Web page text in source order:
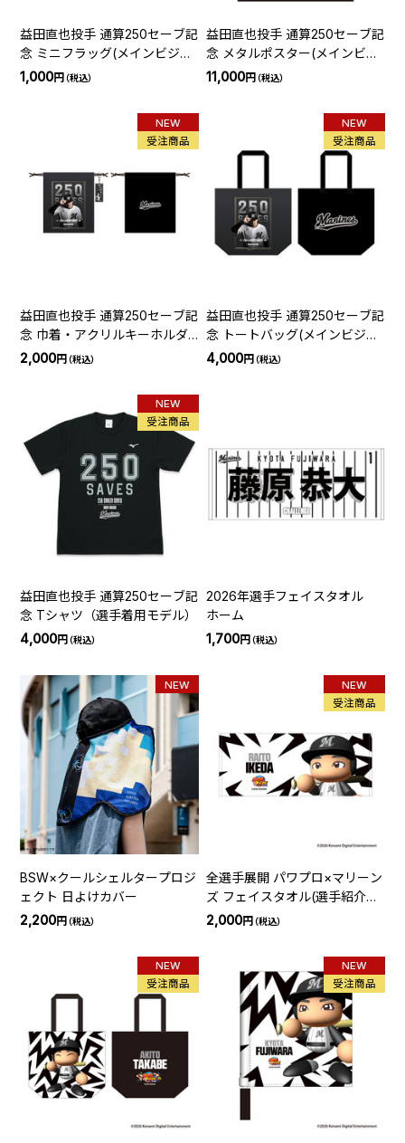
益田直也投手 通算250セーブ記
念 ミニフラッグ(メインビジュ
アル)
1,000円（税込）
益田直也投手 通算250セーブ記
念 メタルポスター(メインビジ
ュアル)
11,000円（税込）
NEW
受注商品
益田直也投手 通算250セーブ記
念 巾着・アクリルキーホルダ
ーセット(メインビジュアル)
2,000円（税込）
NEW
受注商品
益田直也投手 通算250セーブ記
念 トートバッグ(メインビジュ
アル)
4,000円（税込）
NEW
受注商品
益田直也投手 通算250セーブ記
念 Tシャツ（選手着用モデル）
4,000円（税込）
2026年選手フェイスタオル
ホーム
1,700円（税込）
NEW
BSW×クールシェルタープロジ
ェクト 日よけカバー
2,200円（税込）
NEW
受注商品
全選手展開 パワプロ×マリーン
ズ フェイスタオル(選手紹介ビ
ジョン)
2,000円（税込）
NEW
受注商品
NEW
受注商品